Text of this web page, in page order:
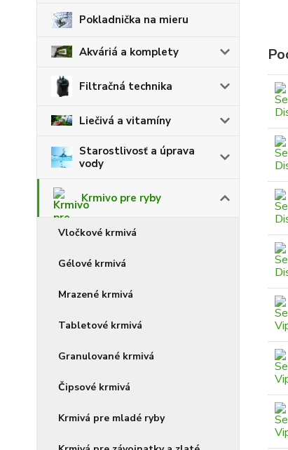
Pokladnička na mieru
Akváriá a komplety
Filtračná technika
Liečivá a vitamíny
Starostlivosť a úprava
vody
Krmivo pre ryby
Vločkové krmivá
Gélové krmivá
Mrazené krmivá
Tabletové krmivá
Granulované krmivá
Čipsové krmivá
Krmivá pre mladé ryby